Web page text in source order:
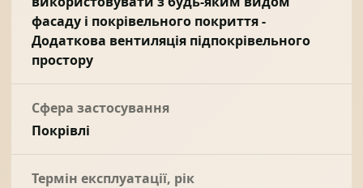
фасаду і покрівельного покриття -
Додаткова вентиляція підпокрівельного
простору
Сфера застосування
Покрівлі
Термін експлуатації, рік